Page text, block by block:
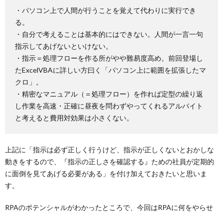
・パソコン上で人間が行うことを覚えて代わりに実行でき
る。
・自分で考えることは基本的にはできない。人間が一言一句
指示してあげないといけない。
・指示＝処理フローを作る所がやや難易度高め。前回登場し
たExcelVBAに詳しい方曰く「パソコン上に範囲を拡張したマ
クロ」。
・精密なマニュアル（＝処理フロー）を作れば定型の繰り返
し作業を高速・正確に昼夜を問わずやってくれるアルバイト
と考えると費用対効果は小さくない。
上記に「指示は必ず正しく行うけど、指示が正しくないとおかしな
動きをするので、『指示の正しさを確認する』ための社員が定期的
に面倒を見てあげる必要がある」を付け加えておきたいと思いま
す。
RPAのポテンシャルがわかったところで、今回はRPAに何をやらせ